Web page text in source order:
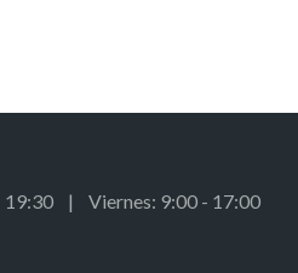
- 19:30 | Viernes: 9:00 - 17:00